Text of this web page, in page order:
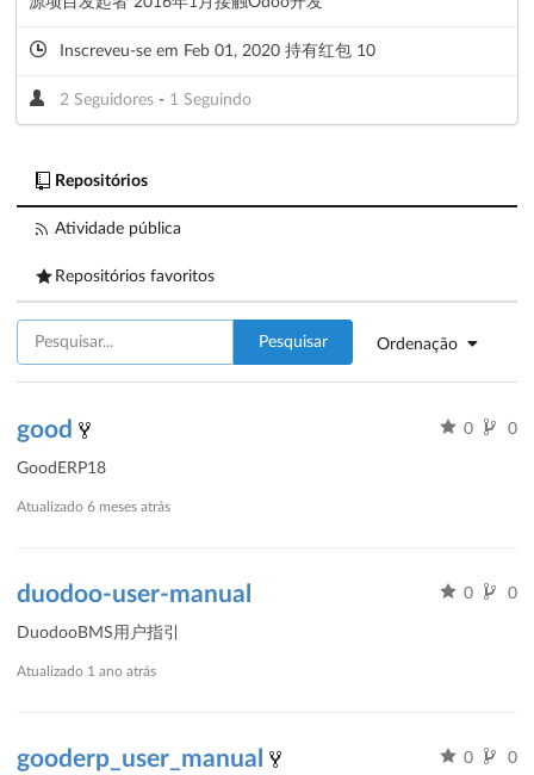
Inscreveu-se em Feb 01, 2020 持有红包 10
2 Seguidores - 1 Seguindo
Repositórios
Atividade pública
Repositórios favoritos
Ordenação
Pesquisar
good 0 0
GoodERP18
Atualizado 6 meses atrás
duodoo-user-manual 0 0
DuodooBMS用户指引
Atualizado 1 ano atrás
gooderp_user_manual 0 0